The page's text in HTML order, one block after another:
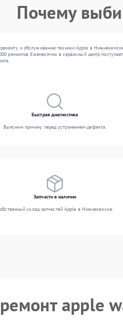
Почему
и обслуживанию техники Apple в
ремонтов. Ежемесячно в сервисный центр
Быстрая диагностика
Выясним причину перед устранением дефекта.
Запчасти в наличии
склад запчастей Apple в Нижнекамске.
apple